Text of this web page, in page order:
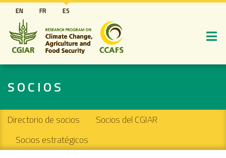
Pasar
al
contenido
principal
EN FR ES
SOCIOS
Secondary navigation
Directorio de socios
Socios del CGIAR
Socios estratégicos